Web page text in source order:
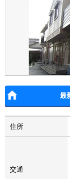
最
住所
交通